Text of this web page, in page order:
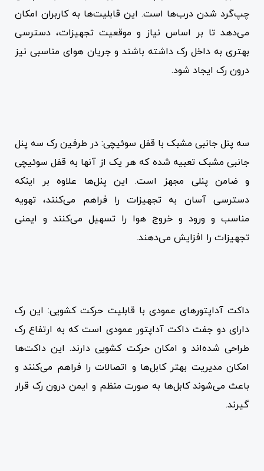
چپ‌گرد شدن درب‌ها است. این قابلیت‌ها به کاربران امکان
می‌دهد تا بر اساس نیاز و موقعیت تجهیزات، دسترسی
بهتری به داخل رک داشته باشند و جریان هوای مناسبی نیز
درون رک ایجاد شود.
سه پنل جانبی مشبک با قفل سوئیچی: در طرفین رک سه پنل
جانبی مشبک تعبیه شده که هر یک از آنها به قفل سوئیچی
و ضامن پنلی مجهز است. این پنل‌ها علاوه بر اینکه
دسترسی آسان به تجهیزات را فراهم می‌کنند، تهویه
مناسب و ورود و خروج هوا را تسهیل می‌کنند و ایمنی
تجهیزات را افزایش می‌دهند.
داکت آداپتورهای عمودی با قابلیت حرکت کشویی: این رک
دارای دو جفت داکت آداپتور عمودی است که به ارتفاع رک
طراحی شده‌اند و امکان حرکت کشویی دارند. این داکت‌ها
امکان مدیریت بهتر کابل‌ها و اتصالات را فراهم می‌کنند و
باعث می‌شوند کابل‌ها به صورت منظم و ایمن درون رک قرار
گیرند.